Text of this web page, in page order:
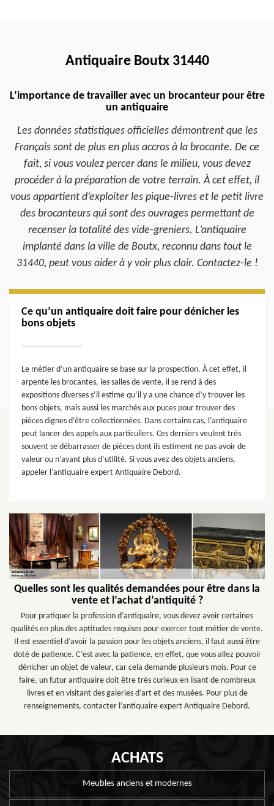
Antiquaire Boutx 31440
L’importance de travailler avec un brocanteur pour être
un antiquaire
Les données statistiques officielles démontrent que les
Français sont de plus en plus accros à la brocante. De ce
fait, si vous voulez percer dans le milieu, vous devez
procéder à la préparation de votre terrain. À cet effet, il
vous appartient d’exploiter les pique-livres et le petit livre
des brocanteurs qui sont des ouvrages permettant de
recenser la totalité des vide-greniers. L’antiquaire
implanté dans la ville de Boutx, reconnu dans tout le
31440, peut vous aider à y voir plus clair. Contactez-le !
Ce qu’un antiquaire doit faire pour dénicher les
bons objets
Le métier d’un antiquaire se base sur la prospection. À cet effet, il
arpente les brocantes, les salles de vente, il se rend à des
expositions diverses s’il estime qu’il y a une chance d’y trouver les
bons objets, mais aussi les marchés aux puces pour trouver des
pièces dignes d’être collectionnées. Dans certains cas, l’antiquaire
peut lancer des appels aux particuliers. Ces derniers veulent très
souvent se débarrasser de pièces dont ils estiment ne pas avoir de
valeur ou n’ayant plus d’utilité. Si vous avez des objets anciens,
appeler l’antiquaire expert Antiquaire Debord.
Quelles sont les qualités demandées pour être dans la
vente et l’achat d’antiquité ?
Pour pratiquer la profession d’antiquaire, vous devez avoir certaines
qualités en plus des aptitudes requises pour exercer tout métier de vente.
Il est essentiel d’avoir la passion pour les objets anciens, il faut aussi être
doté de patience. C’est avec la patience, en effet, que vous allez pouvoir
dénicher un objet de valeur, car cela demande plusieurs mois. Pour ce
faire, un futur antiquaire doit être très curieux en lisant de nombreux
livres et en visitant des galeries d’art et des musées. Pour plus de
renseignements, contacter l’antiquaire expert Antiquaire Debord.
ACHATS
Meubles anciens et modernes